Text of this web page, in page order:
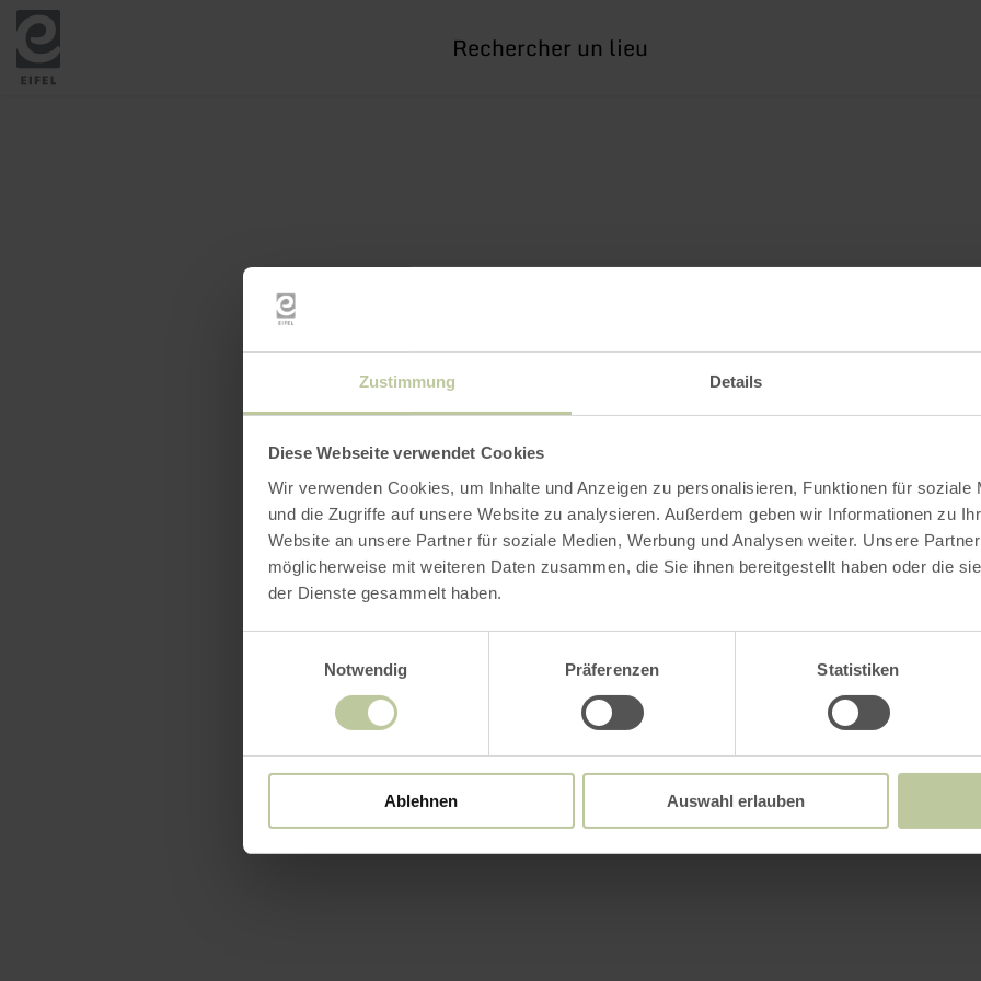
Zustimmung Details
Diese Webseite verwendet Cookies
Wir verwenden Cookies, um Inhalte und Anzeigen zu personalisieren, Funktionen für soziale
und die Zugriffe auf unsere Website zu analysieren. Außerdem geben wir Informationen zu
Website an unsere Partner für soziale Medien, Werbung und Analysen weiter. Unsere
möglicherweise mit weiteren Daten zusammen, die Sie ihnen bereitgestellt haben oder die
der Dienste gesammelt haben.
Notwendig
Präferenzen Statistiken
Ablehnen Auswahl erlauben
recherche